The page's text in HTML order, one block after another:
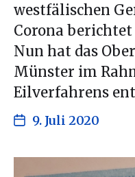
westfälischen
Corona berichtet
Nun hat das
Münster im
Eilverfahrens
9. Juli 2020